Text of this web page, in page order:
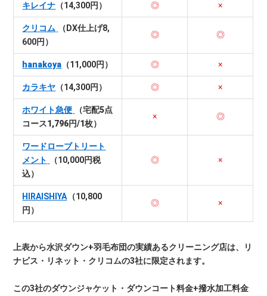
キレイナ （14,300円） ◎ ×
クリコム
（DX仕上げ8,
600円）
◎ ◎
hanakoya （11,000円） ◎ ×
カラキヤ （14,300円） ◎ ×
ホワイト急便
（宅配5点
コース1,796円/1枚）
× ◎
ワードローブトリート
メント
（10,000円税
込）
◎ ×
HIRAISHIYA （10,800
円）
◎ ×
上表から水沢ダウン+羽毛布団の実績あるクリーニング店は、リ
ナビス・リネット・クリコムの3社に限定されます。
この3社のダウンジャケット・ダウンコート料金+撥水加工料金